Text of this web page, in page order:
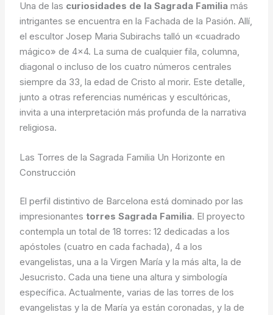
Una de las curiosidades de la Sagrada Familia más
intrigantes se encuentra en la Fachada de la Pasión. Allí,
el escultor Josep Maria Subirachs talló un «cuadrado
mágico» de 4×4. La suma de cualquier fila, columna,
diagonal o incluso de los cuatro números centrales
siempre da 33, la edad de Cristo al morir. Este detalle,
junto a otras referencias numéricas y escultóricas,
invita a una interpretación más profunda de la narrativa
religiosa.
Las Torres de la Sagrada Familia Un Horizonte en
Construcción
El perfil distintivo de Barcelona está dominado por las
impresionantes torres Sagrada Familia. El proyecto
contempla un total de 18 torres: 12 dedicadas a los
apóstoles (cuatro en cada fachada), 4 a los
evangelistas, una a la Virgen María y la más alta, la de
Jesucristo. Cada una tiene una altura y simbología
específica. Actualmente, varias de las torres de los
evangelistas y la de María ya están coronadas, y la de